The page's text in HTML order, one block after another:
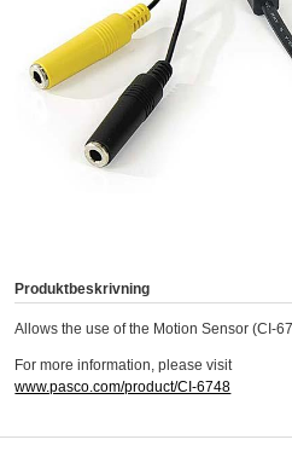
Produktbeskrivning
Allows the use of the Motion Sensor (CI-
For more information, please visit
www.pasco.com/product/CI-6748